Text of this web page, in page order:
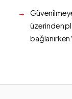
üzerinden
bağlanırken